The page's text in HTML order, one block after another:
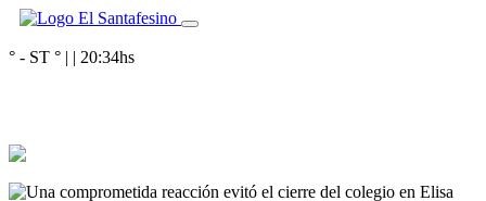
° - ST ° | | 20:34hs